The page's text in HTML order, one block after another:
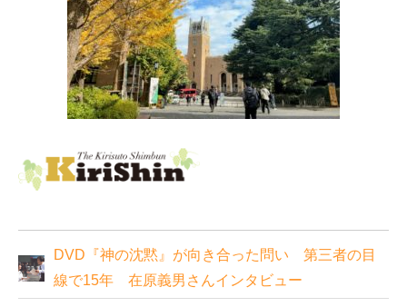
DVD『神の沈黙』が向き合った問い 第三者の目
線で15年 在原義男さんインタビュー